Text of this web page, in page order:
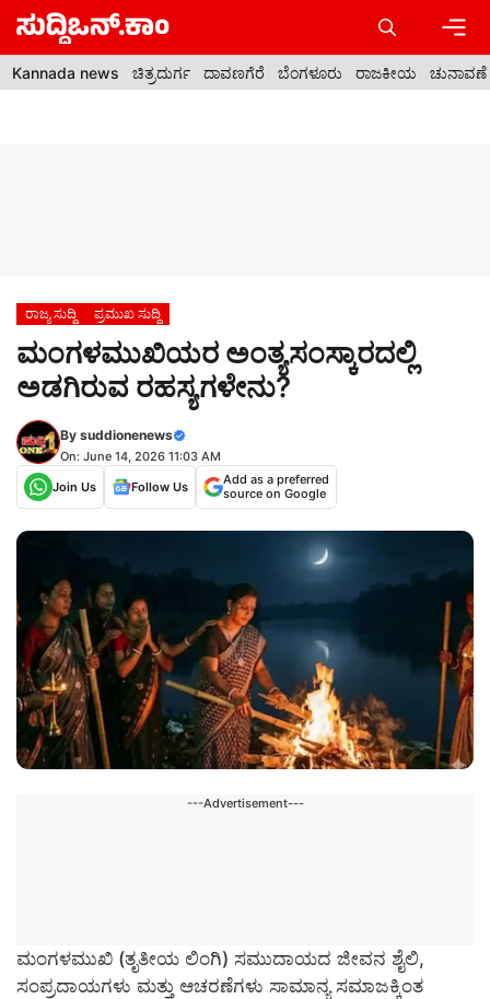
Skip
content
Kannada news ಚಿತ್ರದುರ್ಗ ದಾವಣಗೆರೆ ಬೆಂಗಳೂರು ರಾಜಕೀಯ ಚುನಾವಣೆ
ರಾಜ್ಯ ಸುದ್ದಿ ಪ್ರಮುಖ ಸುದ್ದಿ
ಮಂಗಳಮುಖಿಯರ ಅಂತ್ಯಸಂಸ್ಕಾರದಲ್ಲಿ
ಅಡಗಿರುವ ರಹಸ್ಯಗಳೇನು?
By suddionenews
On: June 14, 2026 11:03 AM
Join Us
Follow Us
Add as a preferred
source on Google
---Advertisement---
ಮಂಗಳಮುಖಿ (ತೃತೀಯ ಲಿಂಗಿ) ಸಮುದಾಯದ ಜೀವನ ಶೈಲಿ,
ಸಂಪ್ರದಾಯಗಳು ಮತ್ತು ಆಚರಣೆಗಳು ಸಾಮಾನ್ಯ ಸಮಾಜಕ್ಕಿಂತ